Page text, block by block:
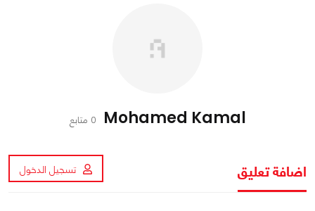
Mohamed Kamal 0 متابع
اضافة تعليق تسجيل الدخول